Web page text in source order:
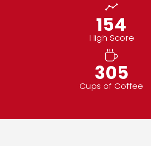
178
High Score
352
Cups of Coffee